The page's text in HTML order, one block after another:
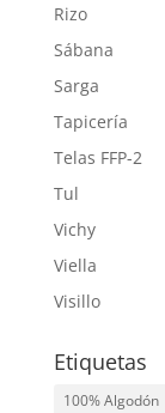
Rizo
Sábana
Sarga
Tapicería
Telas FFP-2
Tul
Vichy
Viella
Visillo
Etiquetas
100% Algodón